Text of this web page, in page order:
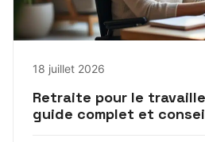
18 juillet 2026
Retraite pour le
guide complet et